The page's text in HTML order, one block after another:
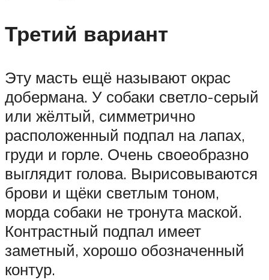
Третий вариант
Эту масть ещё называют окрас
добермана. У собаки светло-серый
или жёлтый, симметрично
расположенный подпал на лапах,
груди и горле. Очень своеобразно
выглядит голова. Вырисовываются
брови и щёки светлым тоном,
морда собаки не тронута маской.
Контрастный подпал имеет
заметный, хорошо обозначенный
контур.